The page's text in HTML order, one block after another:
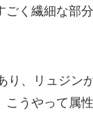
ごく繊細な部
り、リュジン
こうやって属